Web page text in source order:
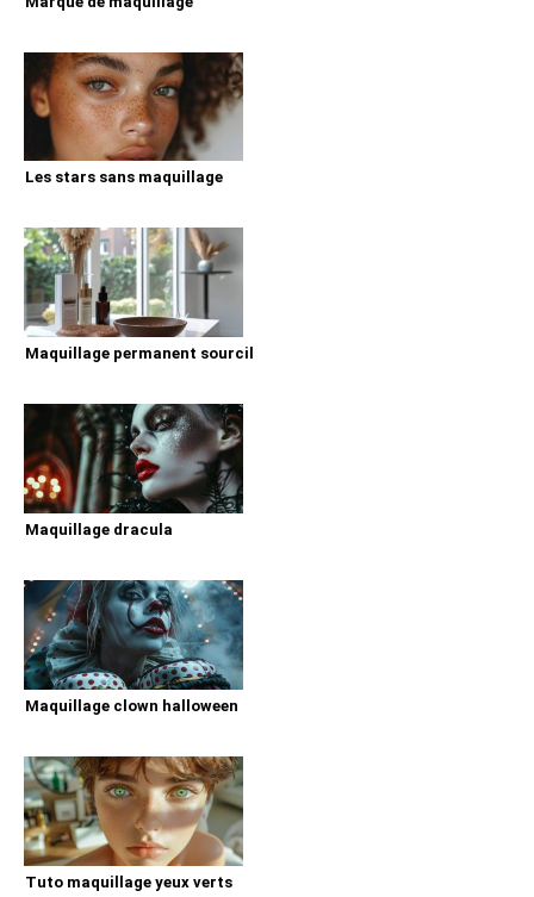
Les stars sans maquillage
Maquillage permanent sourcil
Maquillage dracula
Maquillage clown halloween
Tuto maquillage yeux verts